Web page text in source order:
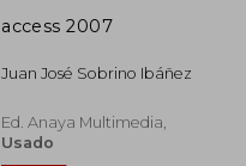
access 2007
Juan José Sobrino Ibáñez
Ed. Anaya Multimedia,
Usado